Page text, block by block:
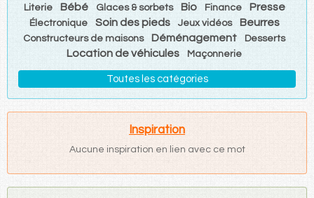
Literie Bébé Glaces & sorbets Bio Finance Presse
Électronique Soin des pieds Jeux vidéos Beurres
Constructeurs de maisons Déménagement Desserts
Location de véhicules Maçonnerie
Toutes les catégories
Inspiration
Aucune inspiration en lien avec ce mot